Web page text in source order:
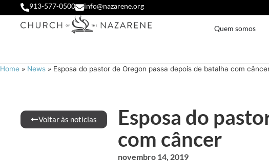
913-577-0500 info@nazarene.org
Quem somos
Home » News » Esposa do pastor de Oregon passa depois de batalha com
Voltar às notícias
Esposa do
com câncer
novembro 14, 2019